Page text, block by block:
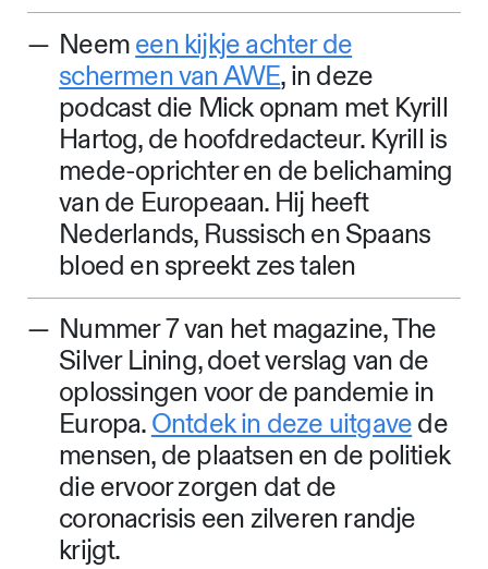
Neemeen kijkje achter de
schermen van AWE, in deze
podcast die Mick opnam met Kyrill
Hartog, de hoofdredacteur. Kyrill is
mede-oprichter en de belichaming
van de Europeaan. Hij heeft
Nederlands, Russisch en Spaans
bloed en spreekt zes talen
Nummer 7 van het magazine, The
Silver Lining, doet verslag van de
oplossingen voor de pandemie in
Europa.Ontdek in deze uitgavede
mensen, de plaatsen en de politiek
die ervoor zorgen dat de
coronacrisis een zilveren randje
krijgt.